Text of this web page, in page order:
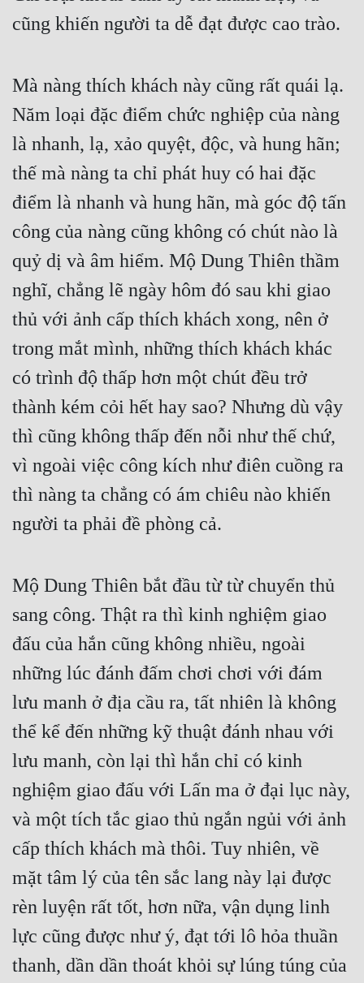
cũng khiến người ta dễ đạt được cao trào.
Mà nàng thích khách này cũng rất quái lạ.
Năm loại đặc điểm chức nghiệp của nàng
là nhanh, lạ, xảo quyệt, độc, và hung hãn;
thế mà nàng ta chỉ phát huy có hai đặc
điểm là nhanh và hung hãn, mà góc độ tấn
công của nàng cũng không có chút nào là
quỷ dị và âm hiểm. Mộ Dung Thiên thầm
nghĩ, chẳng lẽ ngày hôm đó sau khi giao
thủ với ảnh cấp thích khách xong, nên ở
trong mắt mình, những thích khách khác
có trình độ thấp hơn một chút đều trở
thành kém cỏi hết hay sao? Nhưng dù vậy
thì cũng không thấp đến nỗi như thế chứ,
vì ngoài việc công kích như điên cuồng ra
thì nàng ta chẳng có ám chiêu nào khiến
người ta phải đề phòng cả.
Mộ Dung Thiên bắt đầu từ từ chuyển thủ
sang công. Thật ra thì kinh nghiệm giao
đấu của hắn cũng không nhiều, ngoài
những lúc đánh đấm chơi chơi với đám
lưu manh ở địa cầu ra, tất nhiên là không
thể kể đến những kỹ thuật đánh nhau với
lưu manh, còn lại thì hắn chỉ có kinh
nghiệm giao đấu với Lấn ma ở đại lục này,
và một tích tắc giao thủ ngắn ngủi với ảnh
cấp thích khách mà thôi. Tuy nhiên, về
mặt tâm lý của tên sắc lang này lại được
rèn luyện rất tốt, hơn nữa, vận dụng linh
lực cũng được như ý, đạt tới lô hỏa thuần
thanh, dần dần thoát khỏi sự lúng túng của